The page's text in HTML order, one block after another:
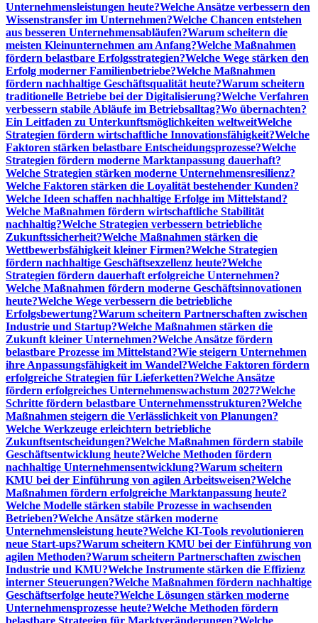
Unternehmensleistungen heute?Welche Ansätze verbessern den
Wissenstransfer im Unternehmen?Welche Chancen entstehen
aus besseren Unternehmensabläufen?Warum scheitern die
meisten Kleinunternehmen am Anfang?Welche Maßnahmen
fördern belastbare Erfolgsstrategien?Welche Wege stärken den
Erfolg moderner Familienbetriebe?Welche Maßnahmen
fördern nachhaltige Geschäftsqualität heute?Warum scheitern
traditionelle Betriebe bei der Digitalisierung?Welche Verfahren
verbessern stabile Abläufe im Betriebsalltag?Wo übernachten?
Ein Leitfaden zu Unterkunftsmöglichkeiten weltweitWelche
Strategien fördern wirtschaftliche Innovationsfähigkeit?Welche
Faktoren stärken belastbare Entscheidungsprozesse?Welche
Strategien fördern moderne Marktanpassung dauerhaft?
Welche Strategien stärken moderne Unternehmensresilienz?
Welche Faktoren stärken die Loyalität bestehender Kunden?
Welche Ideen schaffen nachhaltige Erfolge im Mittelstand?
Welche Maßnahmen fördern wirtschaftliche Stabilität
nachhaltig?Welche Strategien verbessern betriebliche
Zukunftssicherheit?Welche Maßnahmen stärken die
Wettbewerbsfähigkeit kleiner Firmen?Welche Strategien
fördern nachhaltige Geschäftsexzellenz heute?Welche
Strategien fördern dauerhaft erfolgreiche Unternehmen?
Welche Maßnahmen fördern moderne Geschäftsinnovationen
heute?Welche Wege verbessern die betriebliche
Erfolgsbewertung?Warum scheitern Partnerschaften zwischen
Industrie und Startup?Welche Maßnahmen stärken die
Zukunft kleiner Unternehmen?Welche Ansätze fördern
belastbare Prozesse im Mittelstand?Wie steigern Unternehmen
ihre Anpassungsfähigkeit im Wandel?Welche Faktoren fördern
erfolgreiche Strategien für Lieferketten?Welche Ansätze
fördern erfolgreiches Unternehmenswachstum 2027?Welche
Schritte fördern belastbare Unternehmensstrukturen?Welche
Maßnahmen steigern die Verlässlichkeit von Planungen?
Welche Werkzeuge erleichtern betriebliche
Zukunftsentscheidungen?Welche Maßnahmen fördern stabile
Geschäftsentwicklung heute?Welche Methoden fördern
nachhaltige Unternehmensentwicklung?Warum scheitern
KMU bei der Einführung von agilen Arbeitsweisen?Welche
Maßnahmen fördern erfolgreiche Marktanpassung heute?
Welche Modelle stärken stabile Prozesse in wachsenden
Betrieben?Welche Ansätze stärken moderne
Unternehmensleistung heute?Welche KI-Tools revolutionieren
neue Start-ups?Warum scheitern KMU bei der Einführung von
agilen Methoden?Warum scheitern Partnerschaften zwischen
Industrie und KMU?Welche Instrumente stärken die Effizienz
interner Steuerungen?Welche Maßnahmen fördern nachhaltige
Geschäftserfolge heute?Welche Lösungen stärken moderne
Unternehmensprozesse heute?Welche Methoden fördern
belastbare Strategien für Marktveränderungen?Welche